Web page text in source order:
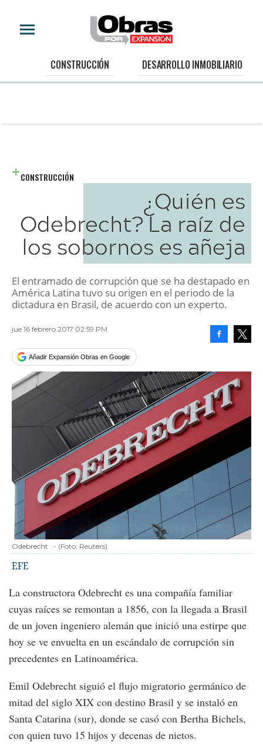
CONSTRUCCIÓN DESARROLLO INMOBILIARIO
CONSTRUCCIÓN
¿Quién es
Odebrecht? La raíz de
los sobornos es añeja
El entramado de corrupción que se ha destapado en
América Latina tuvo su origen en el periodo de la
dictadura en Brasil, de acuerdo con un experto.
jue 16 febrero 2017 02:59 PM
Añadir Expansión Obras en Google
Odebrecht - (Foto: Reuters)
EFE
La constructora Odebrecht es una compañía familiar
cuyas raíces se remontan a 1856, con la llegada a Brasil
de un joven ingeniero alemán que inició una estirpe que
hoy se ve envuelta en un escándalo de corrupción sin
precedentes en Latinoamérica.
Emil Odebrecht siguió el flujo migratorio germánico de
mitad del siglo XIX con destino Brasil y se instaló en
Santa Catarina (sur), donde se casó con Bertha Bichels,
con quien tuvo 15 hijos y decenas de nietos.